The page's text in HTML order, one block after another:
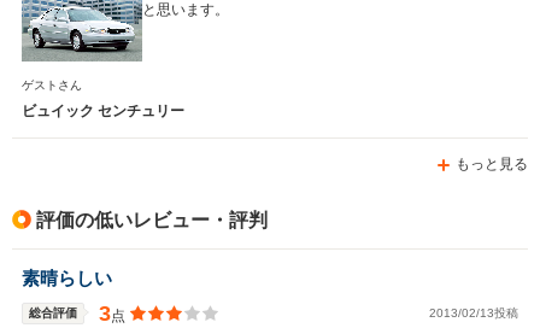
WLTCモード
燃費
駆動方式 FF
と思います。
ゲストさん
ビュイック センチュリー
もっと見る
評価の低いレビュー・評判
素晴らしい
総合評価 3点 2013/02/13投稿